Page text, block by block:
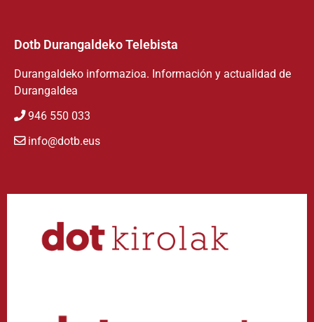
Dotb Durangaldeko Telebista
Durangaldeko informazioa. Información y actualidad de
Durangaldea
946 550 033
info@dotb.eus